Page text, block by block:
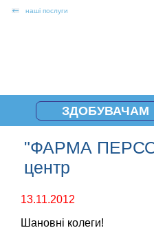
наші послуги
ЗДОБУВАЧАМ
"ФАРМА
центр
13.11.2012
Шановні колеги!